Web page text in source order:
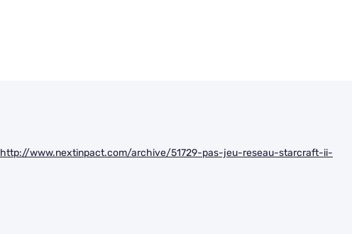
http://www.nextinpact.com/archive/51729-pas-jeu-reseau-starcraft-ii-